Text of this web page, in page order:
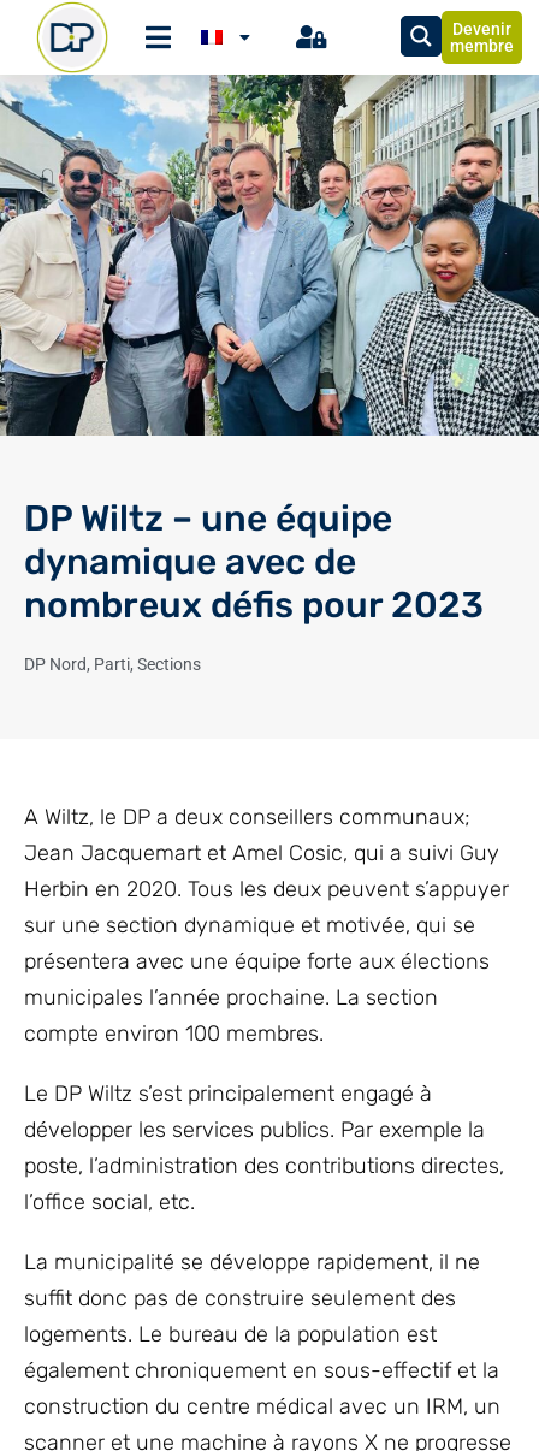
Devenir
membre
DP Wiltz – une équipe
dynamique avec de
nombreux défis pour 2023
DP Nord, Parti, Sections
A Wiltz, le DP a deux conseillers communaux;
Jean Jacquemart et Amel Cosic, qui a suivi Guy
Herbin en 2020. Tous les deux peuvent s’appuyer
sur une section dynamique et motivée, qui se
présentera avec une équipe forte aux élections
municipales l’année prochaine. La section
compte environ 100 membres.
Le DP Wiltz s’est principalement engagé à
développer les services publics. Par exemple la
poste, l’administration des contributions directes,
l’office social, etc.
La municipalité se développe rapidement, il ne
suffit donc pas de construire seulement des
logements. Le bureau de la population est
également chroniquement en sous-effectif et la
construction du centre médical avec un IRM, un
scanner et une machine à rayons X ne progresse